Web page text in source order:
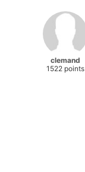
clemand
1522 points